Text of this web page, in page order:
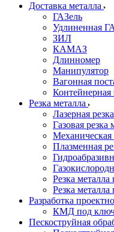
Доставка металла
ГАЗель
Удлиненная
ЗИЛ
КАМАЗ
Длинномер
Манипулятор
Вагонная
Контейнерная
Резка металла
Лазерная
Газовая резка
Механическая
Плазменная
Резка
Резка
Разработка
КМД под
Пескоструйная